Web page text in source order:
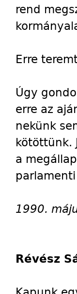
rend
Erre
Úgy
erre az
nekünk
kötöttünk.
a
1990.
Révész